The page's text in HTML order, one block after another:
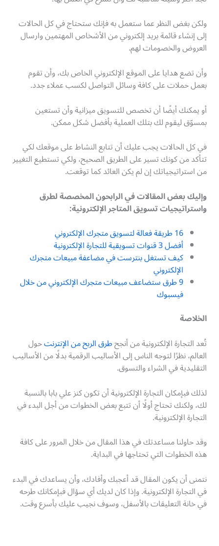
ولكن بغض النظر عما ستعمل به فإنك ستحتاج في كل الحالات
إلى إنشاء قائمة بريد إلكتروني من الأشخاص المهتمين وارسال
العروض والخصومات لهم.
وأن تضع هدايا على الموقع الإلكتروني الخاص بك، وأن تقوم
بعمل حملات على كافة وسائل التواصل لكسب عملاء جدد.
أو يمكنك أيضًا أن تخصص للتسويق ميزانية وأن تستعين
بمسوّق ليقوم لك بتلك العملية بأفضل شكل ممكن.
في كل الحالات يجب عليك أن تتابع النشاط على موقعك لكي
تتأكد من كونك تسير على الطريق الصحيح، ولكي تستطيع التغيير
من استراتيجياتك إن لم يكن العائد كما توقعت.
وإليك بعض المقالات في الرابحون المخصصة لطرق
واستراتيجيات تسويق المتاجر الإلكترونية:
16 طريقة فعالة لتسويق متجرك الإلكتروني
أفضل 3 قنوات تسويقية للتجارة الإلكترونية
كيف تستغل بنترست في مضاعفة مبيعات متجرك
الإلكتروني
9 طرق ستضاعف مبيعات متجرك الإلكتروني من خلال
فيسبوك
الخلاصة
تُعد التجارة الإلكترونية من أنجحطرق الربح من الإنترنتحول
العالم، نظرًا لتوجه الناس إلى الأساليب الرقمية بدلًا من الأساليب
التقليدية في الشراء والتسوق.
لذلك فبإمكان التجارة الإلكترونية أن تكون كنز علي بابا بالنسبة
لك، ولكنك تحتاج أولًا أن تتبع بعض الخطوات من أجل البدء في
التجارة الإلكترونية.
وقد حاولنا مساعدتك في هذا المقال من خلال المرور على كافة
هذه الخطوات التي تحتاجها في البداية.
نتمنى أن يكون المقال قد أعجبك وأفادك، وأن يساعدك في البدء
في التجارة الإلكترونية. وإذا كان لديك أي سؤال فبإمكانك طرحه
في خانة التعليقات بالأسفل، وسوف نجيب عليك بأسرع وقت.